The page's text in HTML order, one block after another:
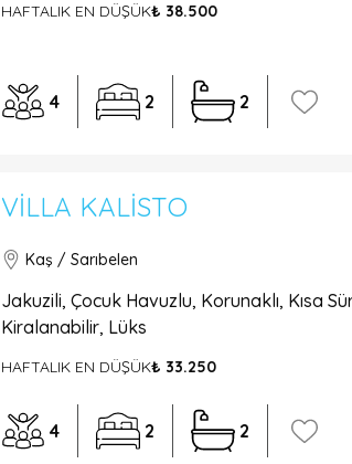
HAFTALIK EN DÜŞÜK₺ 38.500
4 2 2
VILLA KALISTO
Kaş / Sarıbelen
Jakuzili, Çocuk Havuzlu, Korunaklı, Kısa
Kiralanabilir, Lüks
HAFTALIK EN DÜŞÜK₺ 33.250
4 2 2